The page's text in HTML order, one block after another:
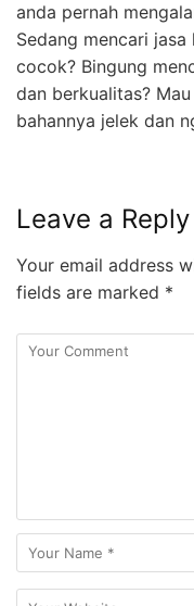
anda pernah
Sedang mencari
cocok? Bingung
dan berkualitas?
bahannya jelek dan
Leave a Reply
Your email address
fields are marked *